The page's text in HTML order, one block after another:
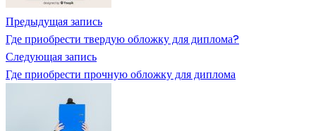
Предыдущая запись
Где приобрести твердую обложку для диплома?
Следующая запись
Где приобрести прочную обложку для диплома